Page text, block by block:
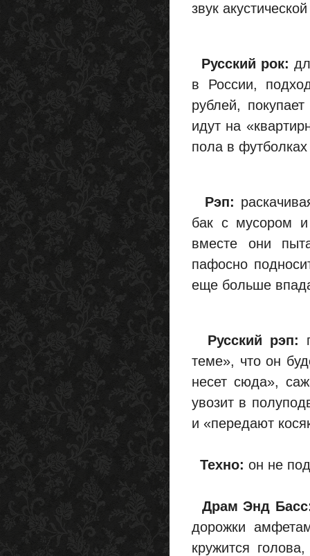
звук
Русский рок:
в России,
рублей,
идут на
пола в
Рэп:
бак с мусором и
вместе они
пафосно
еще больше
Русский рэп:
теме», что он
несет сюда»,
увозит в
и «передают
Техно: он не
Драм Энд
дорожки
кружится